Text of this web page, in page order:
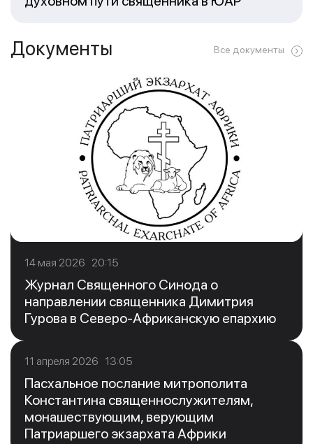
Документы Все документы
14 мая 2026 20:15
Журнал Священного Синода о
направлении священника Димитрия
Гурова в Северо-Африканскую епархию
11 апреля 2026 13:05
Пасхальное послание митрополита
Константина священнослужителям,
монашествующим, верующим
Патриаршего экзархата Африки